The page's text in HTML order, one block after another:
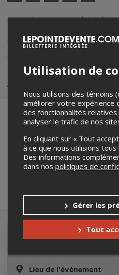
courriel
Lepointdevente.com agit à titre de
événements.
Pour plus d’information à propos de
contacter l’organisateur de
Achat de billets
Merci de confirmer que
robot ci-
Détails de l'événement
Lieu de l'événement
Utilisation de
Nous utilisons des témoins
améliorer votre expérience
des fonctionnalités
analyser le trafic de nos
En cliquant sur « Tout
à ce que nous utilisions
Des informations
dans nos politiques de
Gérer les
Tout